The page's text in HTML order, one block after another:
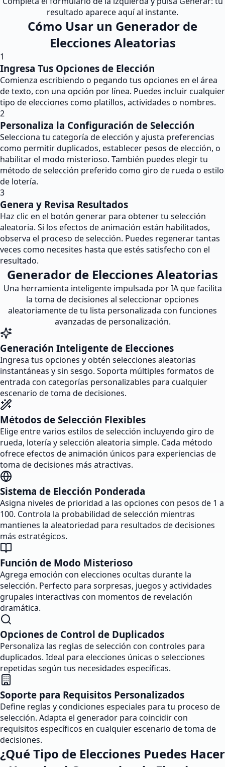
resultado aparece aquí al instante.
Cómo Usar un Generador de
Elecciones Aleatorias
1
Ingresa Tus Opciones de Elección
Comienza escribiendo o pegando tus opciones en el área
de texto, con una opción por línea. Puedes incluir cualquier
tipo de elecciones como platillos, actividades o nombres.
2
Personaliza la Configuración de Selección
Selecciona tu categoría de elección y ajusta preferencias
como permitir duplicados, establecer pesos de elección, o
habilitar el modo misterioso. También puedes elegir tu
método de selección preferido como giro de rueda o estilo
de lotería.
3
Genera y Revisa Resultados
Haz clic en el botón generar para obtener tu selección
aleatoria. Si los efectos de animación están habilitados,
observa el proceso de selección. Puedes regenerar tantas
veces como necesites hasta que estés satisfecho con el
resultado.
Generador de Elecciones Aleatorias
Una herramienta inteligente impulsada por IA que facilita
la toma de decisiones al seleccionar opciones
aleatoriamente de tu lista personalizada con funciones
avanzadas de personalización.
Generación Inteligente de Elecciones
Ingresa tus opciones y obtén selecciones aleatorias
instantáneas y sin sesgo. Soporta múltiples formatos de
entrada con categorías personalizables para cualquier
escenario de toma de decisiones.
Métodos de Selección Flexibles
Elige entre varios estilos de selección incluyendo giro de
rueda, lotería y selección aleatoria simple. Cada método
ofrece efectos de animación únicos para experiencias de
toma de decisiones más atractivas.
Sistema de Elección Ponderada
Asigna niveles de prioridad a las opciones con pesos de 1 a
100. Controla la probabilidad de selección mientras
mantienes la aleatoriedad para resultados de decisiones
más estratégicos.
Función de Modo Misterioso
Agrega emoción con elecciones ocultas durante la
selección. Perfecto para sorpresas, juegos y actividades
grupales interactivas con momentos de revelación
dramática.
Opciones de Control de Duplicados
Personaliza las reglas de selección con controles para
duplicados. Ideal para elecciones únicas o selecciones
repetidas según tus necesidades específicas.
Soporte para Requisitos Personalizados
Define reglas y condiciones especiales para tu proceso de
selección. Adapta el generador para coincidir con
requisitos específicos en cualquier escenario de toma de
decisiones.
¿Qué Tipo de Elecciones Puedes Hacer